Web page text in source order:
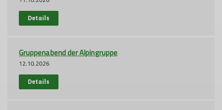
Details
Gruppenabend der Alpingruppe
12.10.2026
Details